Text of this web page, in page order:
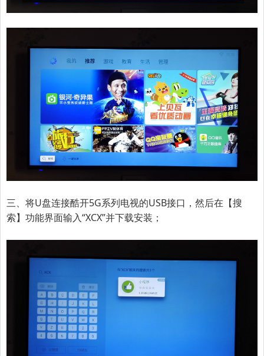
三、将U盘连接酷开5G系列电视的USB接口，然后在【搜
索】功能界面输入“XCX”并下载安装；